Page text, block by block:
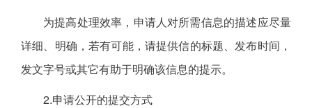
为提高处理效率，申请人对所需信息的描述应尽量
详细、明确，若有可能，请提供信的标题、发布时间，
发文字号或其它有助于明确该信息的提示。
2.申请公开的提交方式